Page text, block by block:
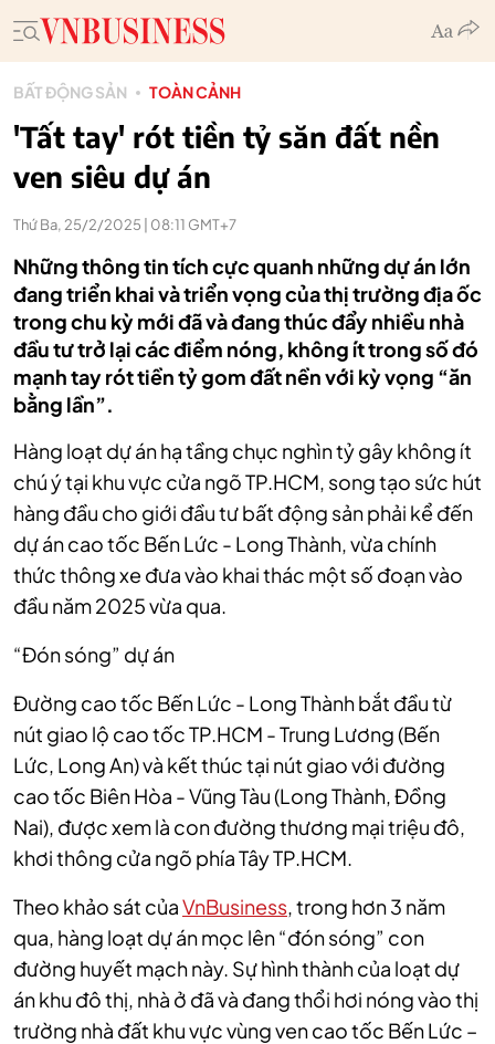
BẤT ĐỘNG SẢN TOÀN CẢNH
'Tất tay' rót tiền tỷ săn đất nền
ven siêu dự án
Thứ Ba, 25/2/2025 | 08:11 GMT+7
Những thông tin tích cực quanh những dự án lớn
đang triển khai và triển vọng của thị trường địa ốc
trong chu kỳ mới đã và đang thúc đẩy nhiều nhà
đầu tư trở lại các điểm nóng, không ít trong số đó
mạnh tay rót tiền tỷ gom đất nền với kỳ vọng “ăn
bằng lần”.
Hàng loạt dự án hạ tầng chục nghìn tỷ gây không ít
chú ý tại khu vực cửa ngõ TP.HCM, song tạo sức hút
hàng đầu cho giới đầu tư bất động sản phải kể đến
dự án cao tốc Bến Lức - Long Thành, vừa chính
thức thông xe đưa vào khai thác một số đoạn vào
đầu năm 2025 vừa qua.
“Đón sóng” dự án
Đường cao tốc Bến Lức - Long Thành bắt đầu từ
nút giao lộ cao tốc TP.HCM - Trung Lương (Bến
Lức, Long An) và kết thúc tại nút giao với đường
cao tốc Biên Hòa - Vũng Tàu (Long Thành, Đồng
Nai), được xem là con đường thương mại triệu đô,
khơi thông cửa ngõ phía Tây TP.HCM.
Theo khảo sát củaVnBusiness, trong hơn 3 năm
qua, hàng loạt dự án mọc lên “đón sóng” con
đường huyết mạch này. Sự hình thành của loạt dự
án khu đô thị, nhà ở đã và đang thổi hơi nóng vào thị
trường nhà đất khu vực vùng ven cao tốc Bến Lức –